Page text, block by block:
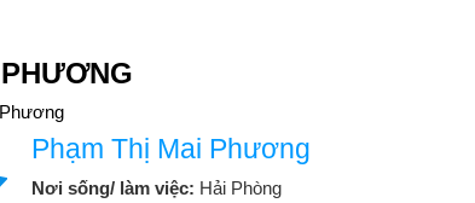
Phạm Thị Mai Phương
Nơi sống/ làm việc: Hải Phòng